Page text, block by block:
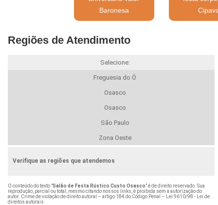
Baronesa
Regiões de Atendimento
Selecione:
Freguesia do Ó
Osasco
Osasco
São Paulo
Zona Oeste
Verifique as regiões que atendemos
O conteúdo do texto "Salão de Festa Rústico Custo Osasco" é de direito reservado. Sua
reprodução, parcial ou total, mesmo citando nossos links, é proibida sem a autorização do
autor. Crime de violação de direito autoral – artigo 184 do Código Penal –
Lei 9610/98 - Lei de
direitos autorais